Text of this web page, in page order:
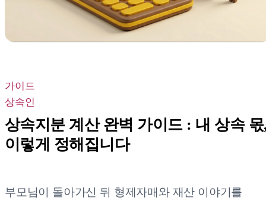
가이드
상속인
상속지분 계산 완벽 가이드 : 내 상속
이렇게 정해집니다
부모님이 돌아가신 뒤 형제자매와 재산 이야기를